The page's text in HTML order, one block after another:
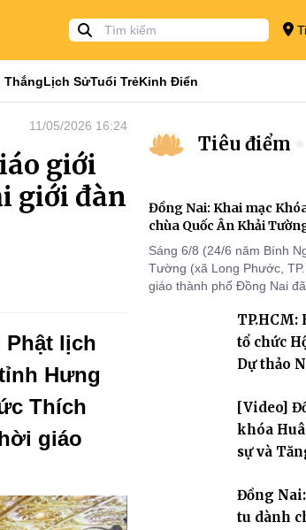
ThắngLịch SửTuổi TrẻKinh Điển
11/05/2026 16:24
giới
giới đàn
Phật lịch
Hưng
Thích
giáo
Tiêu điểm
Đồng Nai: Khai mạc
chùa Quốc Ân Khải
Sáng 6/8 (24/6 năm Bính
Tường (xã Long Phước,
giáo thành phố Đồng Nai
2570 dành cho chư Tăng
VII, VIII và trường hạ chùa
TP.HCM:
tổ chức
Dự thảo
giáo
[Video]
khóa
sự và
Đồng
tu dành